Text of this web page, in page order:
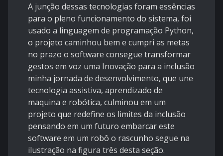
A junção dessas tecnologias foram essências
para o pleno funcionamento do sistema, foi
usado a linguagem de programação Python,
o projeto caminhou bem e cumpri as metas
no prazo o software consegue transformar
gestos em voz uma Inovação para a inclusão
minha jornada de desenvolvimento, que une
tecnologia assistiva, aprendizado de
maquina e robótica, culminou em um
projeto que redefine os limites da inclusão
pensando em um futuro embarcar este
software em um robô o rascunho segue na
ilustração na figura três desta seção.